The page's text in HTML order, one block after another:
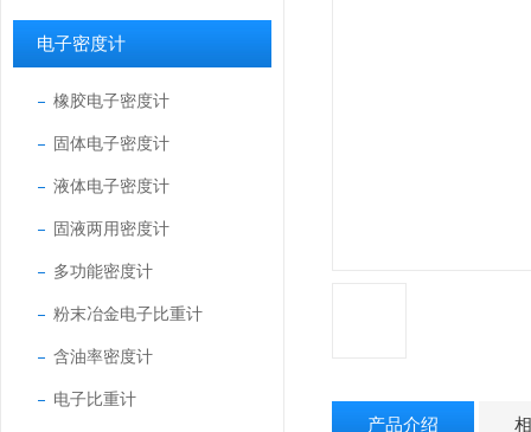
电子密度计
橡胶电子密度计
固体电子密度计
液体电子密度计
固液两用密度计
多功能密度计
粉末冶金电子比重计
含油率密度计
电子比重计
产品介绍